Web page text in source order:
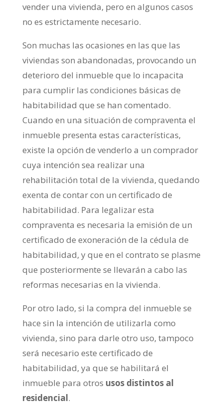
vender una vivienda, pero en algunos casos
no es estrictamente necesario.
Son muchas las ocasiones en las que las
viviendas son abandonadas, provocando un
deterioro del inmueble que lo incapacita
para cumplir las condiciones básicas de
habitabilidad que se han comentado.
Cuando en una situación de compraventa el
inmueble presenta estas características,
existe la opción de venderlo a un comprador
cuya intención sea realizar una
rehabilitación total de la vivienda, quedando
exenta de contar con un certificado de
habitabilidad. Para legalizar esta
compraventa es necesaria la emisión de un
certificado de exoneración de la cédula de
habitabilidad, y que en el contrato se plasme
que posteriormente se llevarán a cabo las
reformas necesarias en la vivienda.
Por otro lado, si la compra del inmueble se
hace sin la intención de utilizarla como
vivienda, sino para darle otro uso, tampoco
será necesario este certificado de
habitabilidad, ya que se habilitará el
inmueble para otros usos distintos al
residencial.